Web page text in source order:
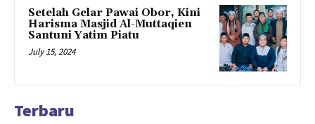
Setelah Gelar Pawai Obor, Kini
Harisma Masjid Al-Muttaqien
Santuni Yatim Piatu
July 15, 2024
Terbaru